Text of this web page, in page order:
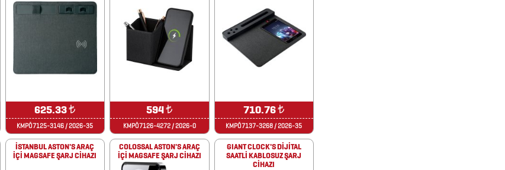
625.33₺
KMPÖ7125-3146 / 2026-35
594₺
KMPÖ7126-4272 / 2026-0
710.76₺
KMPÖ7137-3268 / 2026-35
İSTANBUL ASTON'S ARAÇ
İÇİ MAGSAFE ŞARJ CİHAZI
COLOSSAL ASTON'S ARAÇ
İÇİ MAGSAFE ŞARJ CİHAZI
GIANT CLOCK'S DİJİTAL
SAATLİ KABLOSUZ ŞARJ
CİHAZI